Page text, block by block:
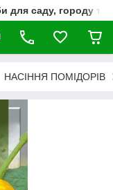
для саду, городу та
НАСІННЯ ПОМІДОРІВ